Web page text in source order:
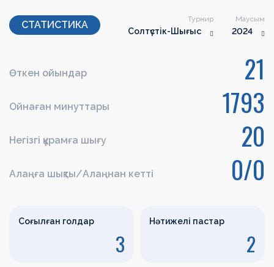
СТАТИСТИКА Турнир
Солтүстік-Шығыс
Маусым
2024
Өткен ойындар 21
Ойнаған минуттары 1793
Негізгі құрамға шығу 20
Алаңға шықты/Алаңнан кетті 0/0
Соғылған голдар
3
Нәтижелі пастар
2